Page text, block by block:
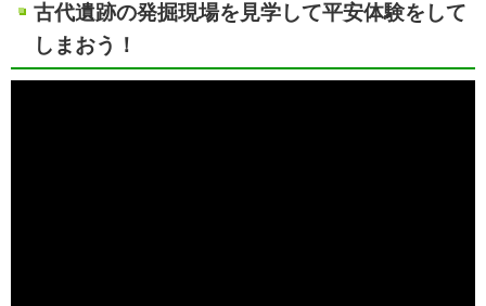
古代遺跡の発掘現場を見学して平安体験をして
しまおう！